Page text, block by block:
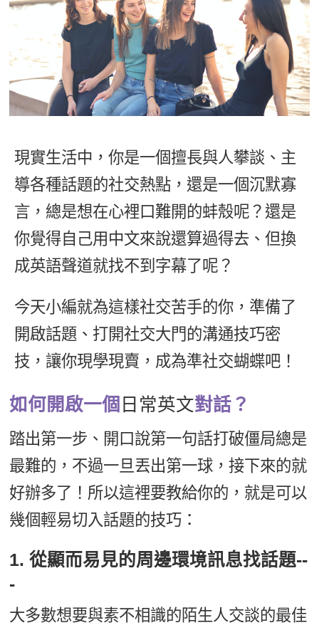
GEPT 全民英檢課程
TOEFL 托福課程
英文聽力養成
開口溜英文
旅遊英文
基礎字彙
情境閱讀
英文文法技巧
英文寫作
Cengage TED Talks
CNN聽力強化
新聞英文
主題課程
英語俱樂部
ECAM
Let's Talk
線上真人
日語
韓語
外語即時通
兒童美語
更多
一對一家教
點讀筆教材
數位學習教材
英文能力測驗
學員讚出來
活動花絮
企業服務
Recruiting
現實生活中，你是一個擅長與人攀談、主
導各種話題的社交熱點，還是一個沉默寡
言，總是想在心裡口難開的蚌殼呢？還是
你覺得自己用中文來說還算過得去、但換
成英語聲道就找不到字幕了呢？
今天小編就為這樣社交苦手的你，準備了
開啟話題、打開社交大門的溝通技巧密
技，讓你現學現賣，成為準社交蝴蝶吧！
如何開啟一個 日常英文對話？
踏出第一步、開口說第一句話打破僵局總是
最難的，不過一旦丟出第一球，接下來的就
好辦多了！所以這裡要教給你的，就是可以
幾個輕易切入話題的技巧：
1. 從顯而易見的周邊環境訊息找話題--
-
大多數想要與素不相識的陌生人交談的最佳